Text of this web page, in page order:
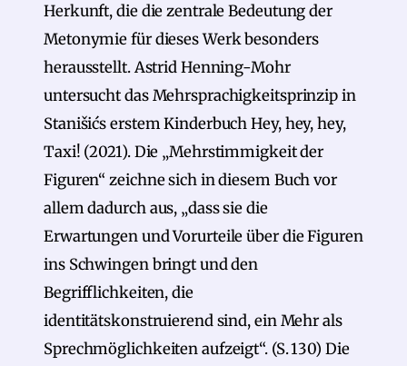
Herkunft, die die zentrale Bedeutung der
Metonymie für dieses Werk besonders
herausstellt. Astrid Henning-Mohr
untersucht das Mehrsprachigkeitsprinzip in
Stanišićs erstem Kinderbuch Hey, hey, hey,
Taxi! (2021). Die „Mehrstimmigkeit der
Figuren“ zeichne sich in diesem Buch vor
allem dadurch aus, „dass sie die
Erwartungen und Vorurteile über die Figuren
ins Schwingen bringt und den
Begrifflichkeiten, die
identitätskonstruierend sind, ein Mehr als
Sprechmöglichkeiten aufzeigt“. (S. 130) Die